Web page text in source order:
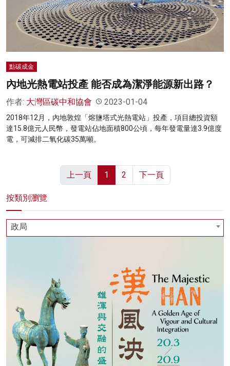
點碳成金
內地光熱電站投產 能否成為潔淨能源新出路？
作者: 大灣區碳中和協會 2023-01-04
2018年12月，內地敦煌「熔鹽塔式光熱電站」投產，項目總投資額
達15.8億元人民幣，發電站佔地面積800公頃，每年發電量達3.9億度
電，可減排二氧化碳35萬噸。
上一頁 1 2 下一頁
按類別瀏覽
政局